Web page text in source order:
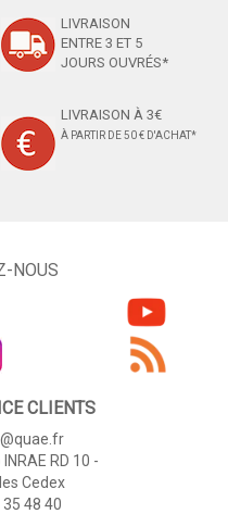
LIVRAISON
ENTRE 3 ET 5
JOURS OUVRÉS*
LIVRAISON À 3€
À PARTIR DE 50 € D'ACHAT*
NOUS
CLIENTS
RD 10 -
Cedex
48 40